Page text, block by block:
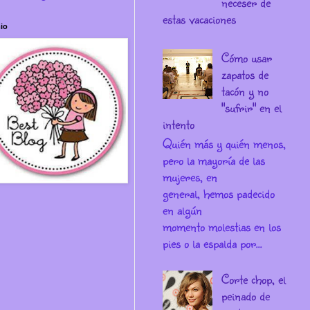
estas vacaciones
Cómo usar
zapatos de
tacón y no
"sufrir" en el
intento
Quién más y quién menos,
pero la mayoría de las
mujeres, en
general, hemos padecido
en algún
momento molestias en los
pies o la espalda por...
Corte chop, el
peinado de